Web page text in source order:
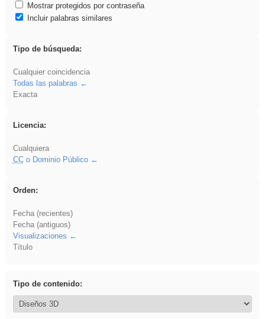
Mostrar protegidos por contraseña
Incluir palabras similares
Tipo de búsqueda:
Cualquier coincidencia
Todas las palabras
Exacta
Licencia:
Cualquiera
CCo Dominio Público
Orden:
Fecha (recientes)
Fecha (antiguos)
Visualizaciones
Título
Tipo de contenido: